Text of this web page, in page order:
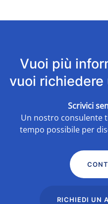
Vuoi più
vuoi richiedere
Scrivici
Un nostro consulente
tempo possibile per
RICHIEDI UN